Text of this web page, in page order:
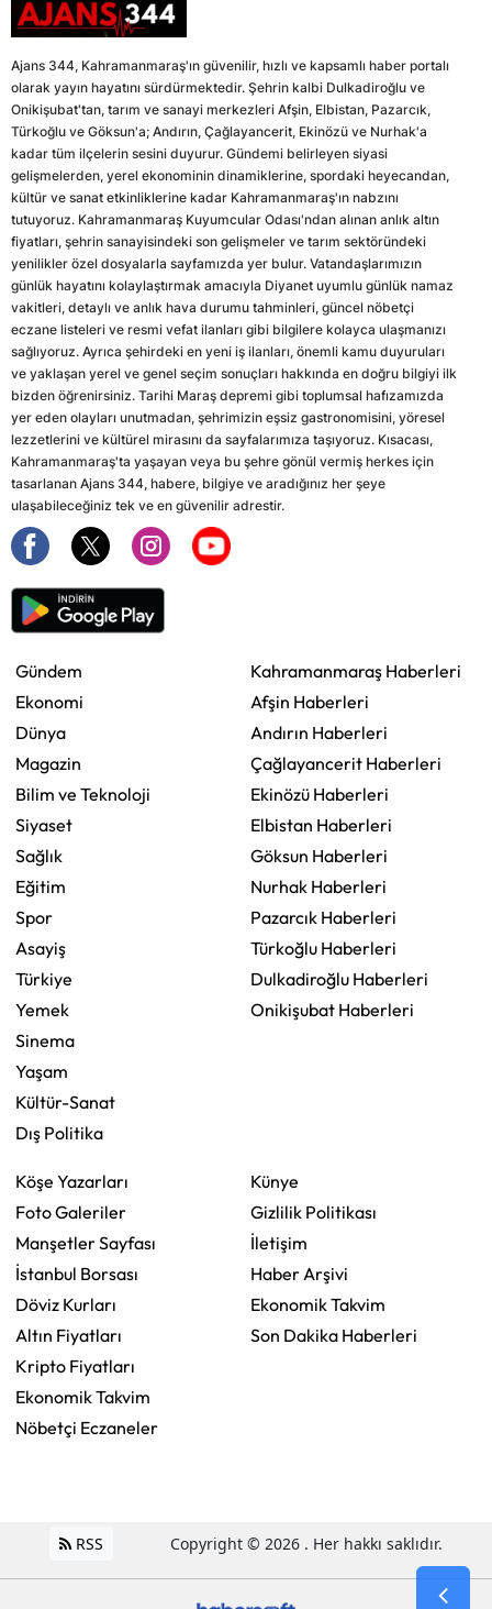
Ajans 344, Kahramanmaraş'ın güvenilir, hızlı ve kapsamlı haber portalı
olarak yayın hayatını sürdürmektedir. Şehrin kalbi Dulkadiroğlu ve
Onikişubat'tan, tarım ve sanayi merkezleri Afşin, Elbistan, Pazarcık,
Türkoğlu ve Göksun'a; Andırın, Çağlayancerit, Ekinözü ve Nurhak'a
kadar tüm ilçelerin sesini duyurur. Gündemi belirleyen siyasi
gelişmelerden, yerel ekonominin dinamiklerine, spordaki heyecandan,
kültür ve sanat etkinliklerine kadar Kahramanmaraş'ın nabzını
tutuyoruz. Kahramanmaraş Kuyumcular Odası'ndan alınan anlık altın
fiyatları, şehrin sanayisindeki son gelişmeler ve tarım sektöründeki
yenilikler özel dosyalarla sayfamızda yer bulur. Vatandaşlarımızın
günlük hayatını kolaylaştırmak amacıyla Diyanet uyumlu günlük namaz
vakitleri, detaylı ve anlık hava durumu tahminleri, güncel nöbetçi
eczane listeleri ve resmi vefat ilanları gibi bilgilere kolayca ulaşmanızı
sağlıyoruz. Ayrıca şehirdeki en yeni iş ilanları, önemli kamu duyuruları
ve yaklaşan yerel ve genel seçim sonuçları hakkında en doğru bilgiyi ilk
bizden öğrenirsiniz. Tarihi Maraş depremi gibi toplumsal hafızamızda
yer eden olayları unutmadan, şehrimizin eşsiz gastronomisini, yöresel
lezzetlerini ve kültürel mirasını da sayfalarımıza taşıyoruz. Kısacası,
Kahramanmaraş'ta yaşayan veya bu şehre gönül vermiş herkes için
tasarlanan Ajans 344, habere, bilgiye ve aradığınız her şeye
ulaşabileceğiniz tek ve en güvenilir adrestir.
Gündem
Ekonomi
Dünya
Magazin
Bilim ve Teknoloji
Siyaset
Sağlık
Eğitim
Spor
Asayiş
Türkiye
Yemek
Sinema
Yaşam
Kültür-Sanat
Dış Politika
Kahramanmaraş Haberleri
Afşin Haberleri
Andırın Haberleri
Çağlayancerit Haberleri
Ekinözü Haberleri
Elbistan Haberleri
Göksun Haberleri
Nurhak Haberleri
Pazarcık Haberleri
Türkoğlu Haberleri
Dulkadiroğlu Haberleri
Onikişubat Haberleri
Köşe Yazarları
Foto Galeriler
Manşetler Sayfası
İstanbul Borsası
Döviz Kurları
Altın Fiyatları
Kripto Fiyatları
Ekonomik Takvim
Nöbetçi Eczaneler
Künye
Gizlilik Politikası
İletişim
Haber Arşivi
Ekonomik Takvim
Son Dakika Haberleri
RSS Copyright © 2026 . Her hakkı saklıdır.